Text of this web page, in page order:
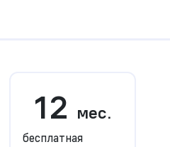
12 мес.
бесплатная